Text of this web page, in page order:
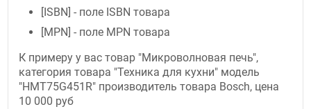
[ISBN] - поле ISBN товара
[MPN] - поле MPN товара
К примеру у вас товар "Микроволновая печь",
категория товара "Техника для кухни" модель
"HMT75G451R" производитель товара Bosch, цена
10 000 руб